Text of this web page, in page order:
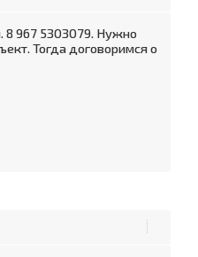
8 967 5303079. Нужно
Тогда договоримся о